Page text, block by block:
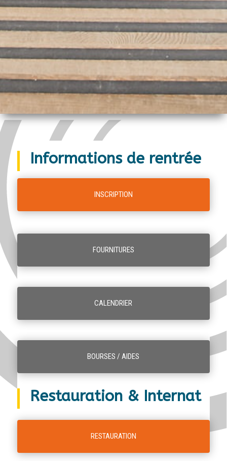
Informations de rentrée
INSCRIPTION
FOURNITURES
CALENDRIER
BOURSES / AIDES
Restauration & Internat
RESTAURATION